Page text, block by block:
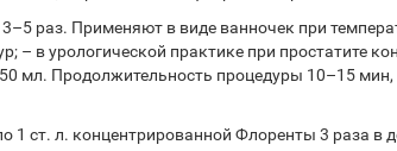
раз. Применяют в виде ванночек при
в урологической практике при простатите
мл. Продолжительность процедуры 10–15
ст. л. концентрированной Флоренты 3 раза в